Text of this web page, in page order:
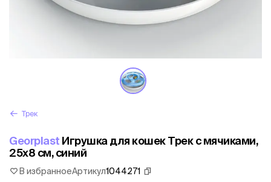
Трек
Georplast Игрушка для кошек Трек с мячиками,
25х8 см, синий
В избранноеАртикул1044271